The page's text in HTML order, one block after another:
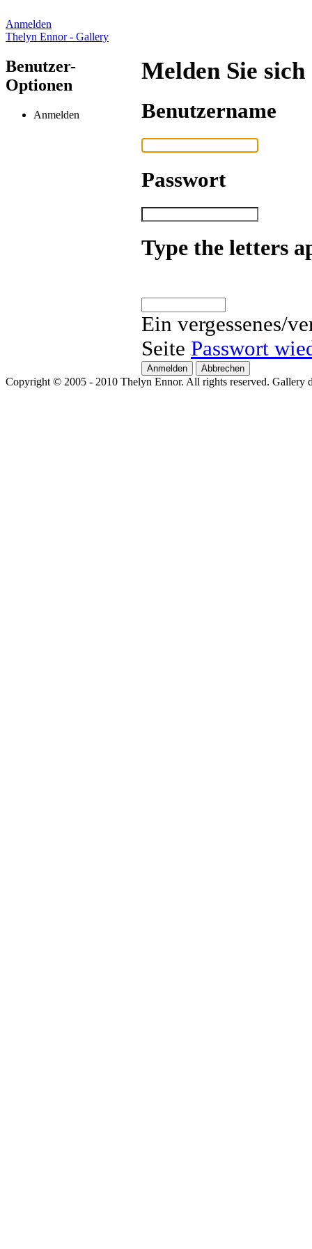
Anmelden
Thelyn Ennor - Gallery
Benutzer-
Optionen
Anmelden
Melden Sie sich
Benutzername
Passwort
Type the letters
Ein vergessenes/
Seite Passwort
Copyright © 2005 - 2010 Thelyn Ennor. All rights reserved. Gallery